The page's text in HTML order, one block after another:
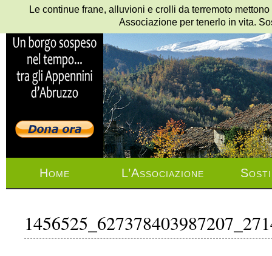
Home L’Associazione
Le continue frane, alluvioni e crolli da terremoto
Associazione per tenerlo in vita.